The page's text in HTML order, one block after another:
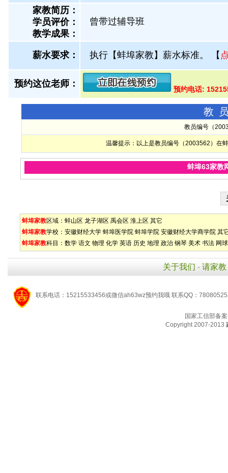
家教简历：
学员评价：
教学成果：
曾带过辅导班
薪水要求： 执行【蚌埠家教】薪水标准。 【
预约这位老师：
预约电话:
教
教员编号（
温馨提示：以上是教员编号（2003562）在
蚌埠63家教
蚌埠家教区域： 蚌山区 龙子湖区 禹会区 淮上区 其它
蚌埠家教学校： 安徽财经大学 蚌埠医学院 蚌埠学院 安徽财经大学商学院 其
蚌埠家教科目： 数学 语文 物理 化学 英语 历史 地理 政治 钢琴 美术 书法 网球
关于我们 - 请家教
联系电话：15215533456或微信ah63wz预约我哦 联系QQ：
国家工信部备
Copyright 2007-2013